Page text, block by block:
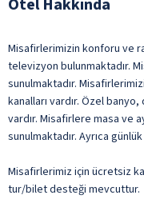
Misafirlerimizin konforu ve
televizyon bulunmaktadır.
sunulmaktadır.
kanalları vardır. Özel
vardır. Misafirlere masa ve
sunulmaktadır. Ayrıca
Misafirlerimiz için ücretsiz
tur/bilet desteği mevcuttur.